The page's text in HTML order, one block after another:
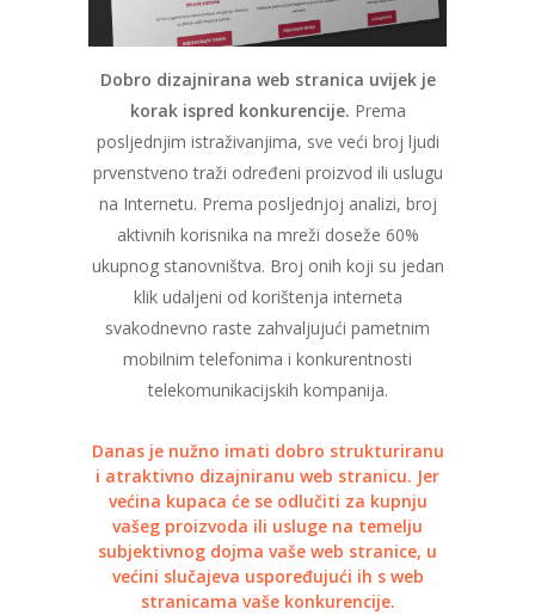
Dobro dizajnirana web stranica uvijek je
korak ispred konkurencije. Prema
posljednjim istraživanjima, sve veći broj ljudi
prvenstveno traži određeni proizvod ili uslugu
na Internetu. Prema posljednjoj analizi, broj
aktivnih korisnika na mreži doseže 60%
ukupnog stanovništva. Broj onih koji su jedan
klik udaljeni od korištenja interneta
svakodnevno raste zahvaljujući pametnim
mobilnim telefonima i konkurentnosti
telekomunikacijskih kompanija.
Danas je nužno imati dobro strukturiranu
i atraktivno dizajniranu web stranicu. Jer
većina kupaca će se odlučiti za kupnju
vašeg proizvoda ili usluge na temelju
subjektivnog dojma vaše web stranice, u
većini slučajeva uspoređujući ih s web
stranicama vaše konkurencije.